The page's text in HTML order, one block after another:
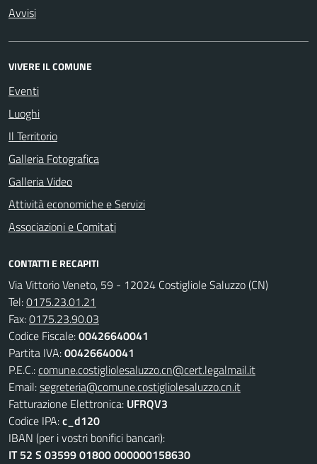
Avvisi
VIVERE IL COMUNE
Eventi
Luoghi
Il Territorio
Galleria Fotografica
Galleria Video
Attività economiche e Servizi
Associazioni e Comitati
CONTATTI E RECAPITI
Via Vittorio Veneto, 59 - 12024 Costigliole Saluzzo (CN)
Tel:0175.23.01.21
Fax:0175.23.90.03
Codice Fiscale:00426640041
Partita IVA:00426640041
P.E.C.:comune.costigliolesaluzzo.cn@cert.legalmail.it
Email:segreteria@comune.costigliolesaluzzo.cn.it
Fatturazione Elettronica: UFRQV3
Codice IPA:c_d120
IBAN (per i vostri bonifici bancari):
IT 52 S 03599 01800 000000158630